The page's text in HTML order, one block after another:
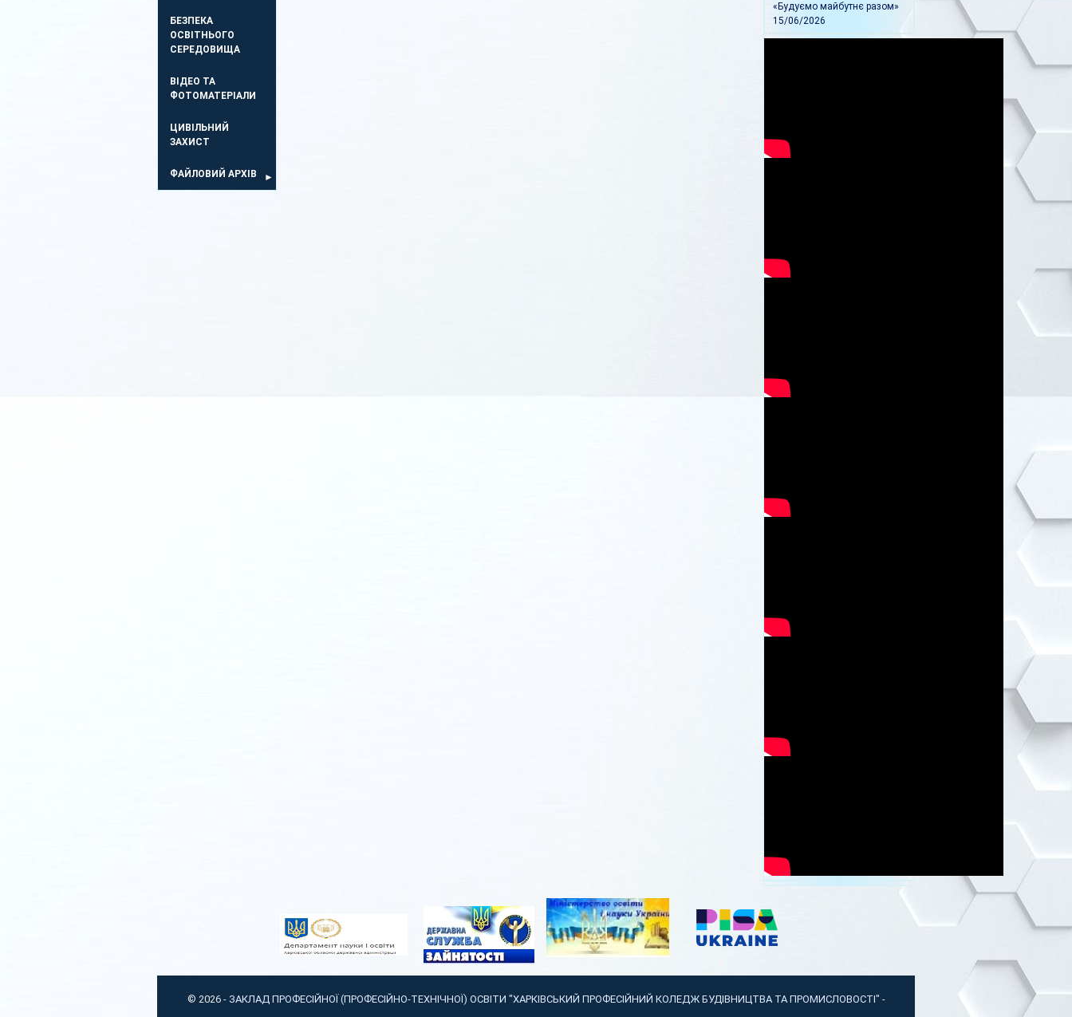
БЕЗПЕКА
ОСВIТНЬОГО
СЕРЕДОВИЩА
ВІДЕО ТА
ФОТОМАТЕРІАЛИ
ЦИВІЛЬНИЙ
ЗАХИСТ
ФАЙЛОВИЙ АРХІВ
«Будуємо майбутнє разом»
15/06/2026
© 2026 - ЗАКЛАД ПРОФЕСІЙНОЇ (ПРОФЕСІЙНО-ТЕХНІЧНОЇ) ОСВІТИ "ХАРКІВСЬКИЙ ПРОФЕСІЙНИЙ КОЛЕДЖ БУДІВНИЦТВА ТА ПРОМИСЛОВОСТІ" -